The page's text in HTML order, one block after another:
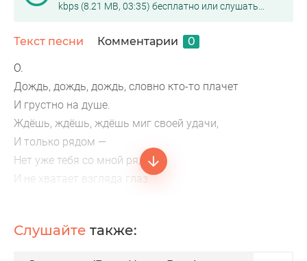
kbps (8.21 MB, 03:35) бесплатно или слушать
Текст песни Комментарии 0
О.
Дождь, дождь, дождь, словно кто-то плачет
И грустно на душе.
Ждёшь, ждёшь, ждёшь миг своей удачи,
И только рядом —
Нет уже тебя со мной рядом.
И не хватает взгляда глаз.
Увидеть в этот вечер вас.
Слушайте также: